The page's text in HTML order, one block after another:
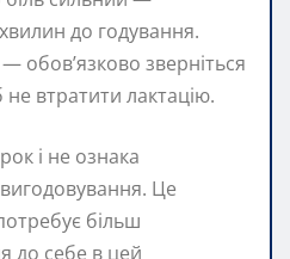
до годування.
обов’язково зверніться
втратити лактацію.
і не ознака
Це
більш
до себе в цей